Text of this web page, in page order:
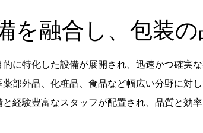
を融合し、包装の
に特化した設備が展開され、迅速かつ確実な
薬部外品、化粧品、食品など幅広い分野に対し
経験豊富なスタッフが配置され、品質と効率